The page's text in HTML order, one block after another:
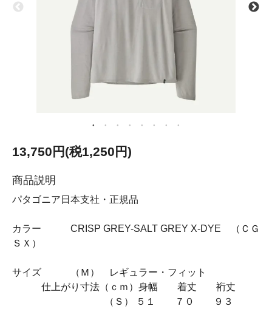
13,750円(税1,250円)
商品説明
パタゴニア日本支社・正規品
カラー CRISP GREY-SALT GREY X-DYE （ＣＧ
ＳＸ）
サイズ （Ｍ） レギュラー・フィット
仕上がり寸法（ｃｍ）身幅 着丈 裄丈
（Ｓ） ５１ ７０ ９３